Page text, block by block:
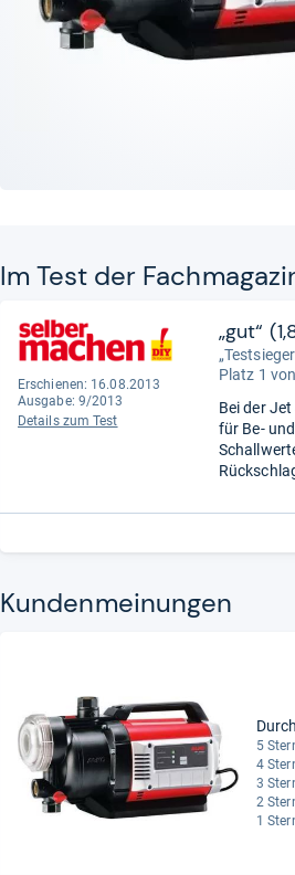
Im Test der
Erschienen: 16.08.2013
Ausgabe: 9/2013
Details zum Test
„gut“
Platz 1
Bei der
für Be-
Kun­den­mei­nun­gen
5
4
3
2
1